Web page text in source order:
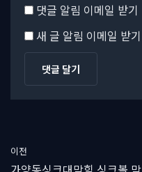
댓글 알림 이메일 받기
새 글 알림 이메일 받기
이전